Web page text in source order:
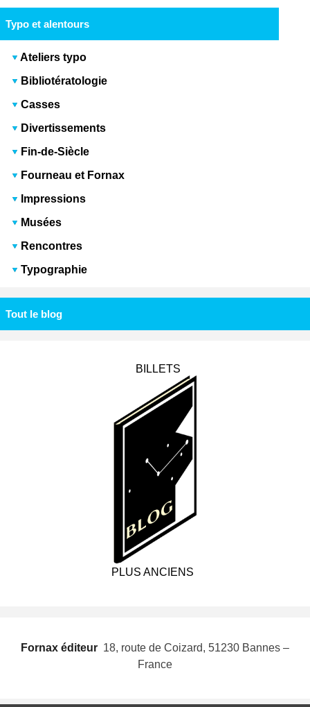
Typo et alentours
Ateliers typo
Bibliotératologie
Casses
Divertissements
Fin-de-Siècle
Fourneau et Fornax
Impressions
Musées
Rencontres
Typographie
Tout le blog
BILLETS
PLUS ANCIENS
Fornax éditeur  18, route de Coizard, 51230 Bannes –
France